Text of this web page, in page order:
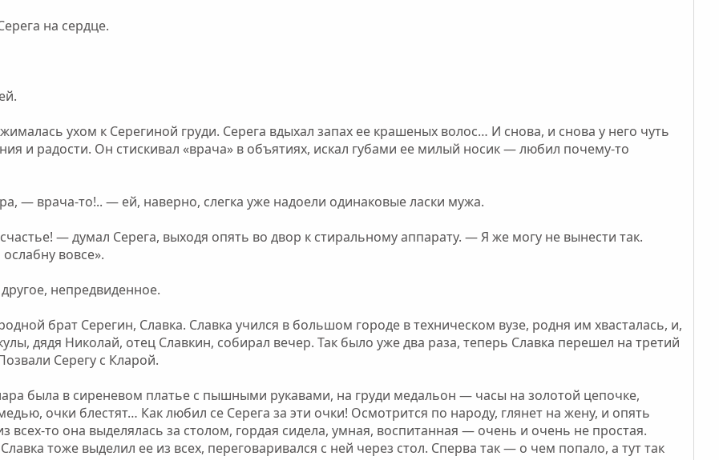
на сердце.
ухом к Серегиной груди. Серега вдыхал запах ее крашеных волос… И снова, и снова у него чуть
и радости. Он стискивал «врача» в объятиях, искал губами ее милый носик — любил почему-то
— врача-то!.. — ей, наверно, слегка уже надоели одинаковые ласки мужа.
— думал Серега, выходя опять во двор к стиральному аппарату. — Я же могу не вынести так.
вовсе».
непредвиденное.
брат Серегин, Славка. Славка учился в большом городе в техническом вузе, родня им хвасталась, и,
дядя Николай, отец Славкин, собирал вечер. Так было уже два раза, теперь Славка перешел на третий
Серегу с Кларой.
была в сиреневом платье с пышными рукавами, на груди медальон — часы на золотой цепочке,
очки блестят… Как любил се Серега за эти очки! Осмотрится по народу, глянет на жену, и опять
всех-то она выделялась за столом, гордая сидела, умная, воспитанная — очень и очень не простая.
тоже выделил ее из всех, переговаривался с ней через стол. Сперва так — о чем попало, а тут так